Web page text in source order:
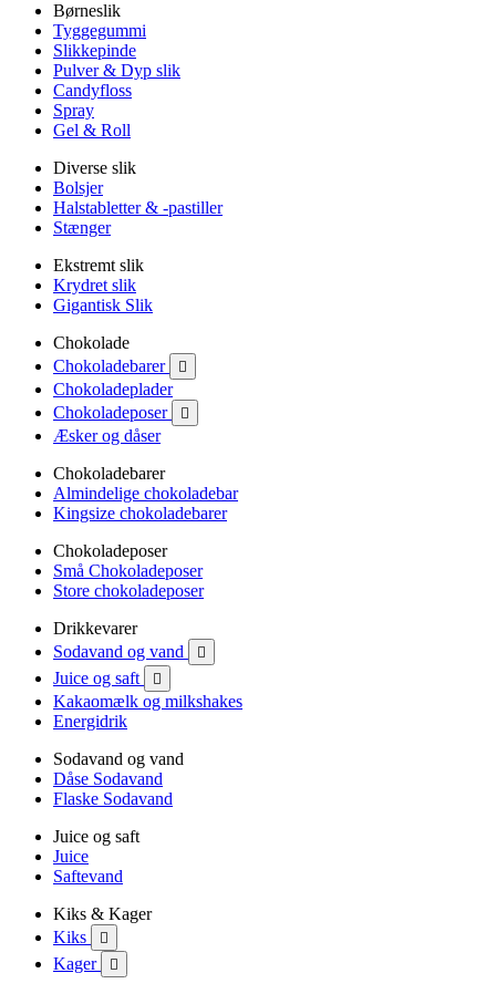
Børneslik
Tyggegummi
Slikkepinde
Pulver & Dyp slik
Candyfloss
Spray
Gel & Roll
Diverse slik
Bolsjer
Halstabletter & -pastiller
Stænger
Ekstremt slik
Krydret slik
Gigantisk Slik
Chokolade
Chokoladebarer

Chokoladeplader
Chokoladeposer

Æsker og dåser
Chokoladebarer
Almindelige chokoladebar
Kingsize chokoladebarer
Chokoladeposer
Små Chokoladeposer
Store chokoladeposer
Drikkevarer
Sodavand og vand

Juice og saft 
Kakaomælk og milkshakes
Energidrik
Sodavand og vand
Dåse Sodavand
Flaske Sodavand
Juice og saft
Juice
Saftevand
Kiks & Kager
Kiks

Kager 